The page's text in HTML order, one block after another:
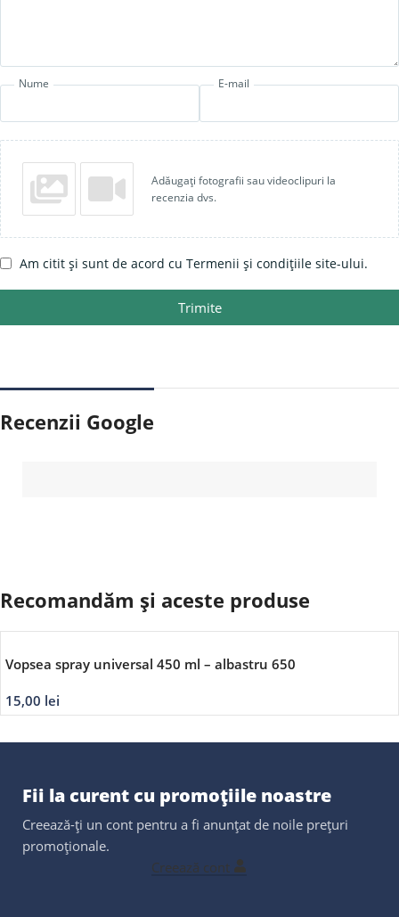
Nume E-mail
Adăugați fotografii sau videoclipuri la
recenzia dvs.
Am citit și sunt de acord cu Termenii și condițiile site-ului.
Trimite
Recenzii Google
Recomandăm și aceste produse
Vopsea spray universal 450 ml – albastru 650
15,00 lei
Fii la curent cu promoțiile noastre
Creează-ți un cont pentru a fi anunțat de noile prețuri
promoționale.
Creează cont